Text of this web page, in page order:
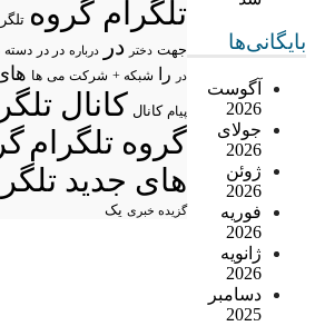
بایگانی‌ها
آگوست
2026
جولای
2026
ژوئن
2026
فوریه
2026
ژانویه
2026
دسامبر
2025
تلگرام گروه
جهت دختر در درباره در در دسته
در
را شبکه + شرکت می ها
پیام کانال کانال
گروه تلگرام
های جدید
گزیده خبری یک